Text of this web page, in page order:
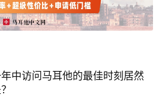
中访问马耳他的最佳时刻居然